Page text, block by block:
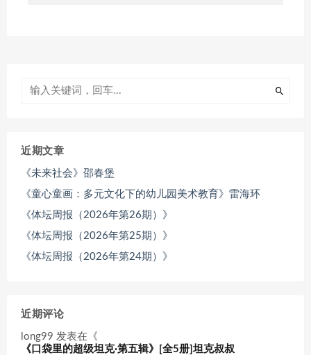
近期文章
《未来社会》邵春堡
《童心童画：多元文化下的幼儿园美术教育》雷海环
《体坛周报（2026年第26期）》
《体坛周报（2026年第25期）》
《体坛周报（2026年第24期）》
近期评论
long99 发表在《
《口袋里的超级坦克·第五辑》[全5册]坦克叔叔